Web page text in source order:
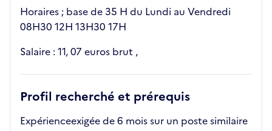
Horaires ; base de 35 H du Lundi au Vendredi
08H30 12H 13H30 17H
Salaire : 11, 07 euros brut ,
Profil recherché et prérequis
Expérienceexigée de 6 mois sur un poste similaire